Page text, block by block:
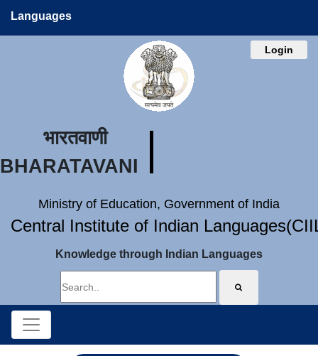
Languages
Login
भारतवाणी
BHARATAVANI
Ministry of Education, Government of India
Central Institute of Indian
Knowledge through Indian Languages